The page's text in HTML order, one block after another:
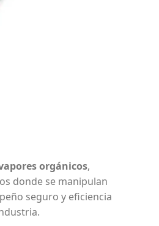
orgánicos,
donde se manipulan
seguro y eficiencia